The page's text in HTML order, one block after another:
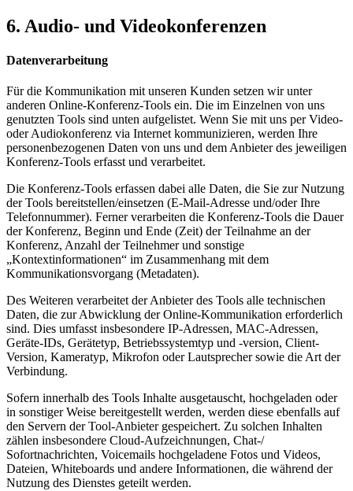
6. Audio- und Videokonferenzen
Datenverarbeitung
Für die Kommunikation mit unseren Kunden setzen wir unter
anderen Online-Konferenz-Tools ein. Die im Einzelnen von uns
genutzten Tools sind unten aufgelistet. Wenn Sie mit uns per Video-
oder Audiokonferenz via Internet kommunizieren, werden Ihre
personenbezogenen Daten von uns und dem Anbieter des jeweiligen
Konferenz-Tools erfasst und verarbeitet.
Die Konferenz-Tools erfassen dabei alle Daten, die Sie zur Nutzung
der Tools bereitstellen/einsetzen (E-Mail-Adresse und/oder Ihre
Telefonnummer). Ferner verarbeiten die Konferenz-Tools die Dauer
der Konferenz, Beginn und Ende (Zeit) der Teilnahme an der
Konferenz, Anzahl der Teilnehmer und sonstige
„Kontextinformationen“ im Zusammenhang mit dem
Kommunikationsvorgang (Metadaten).
Des Weiteren verarbeitet der Anbieter des Tools alle technischen
Daten, die zur Abwicklung der Online-Kommunikation erforderlich
sind. Dies umfasst insbesondere IP-Adressen, MAC-Adressen,
Geräte-IDs, Gerätetyp, Betriebssystemtyp und -version, Client-
Version, Kameratyp, Mikrofon oder Lautsprecher sowie die Art der
Verbindung.
Sofern innerhalb des Tools Inhalte ausgetauscht, hochgeladen oder
in sonstiger Weise bereitgestellt werden, werden diese ebenfalls auf
den Servern der Tool-Anbieter gespeichert. Zu solchen Inhalten
zählen insbesondere Cloud-Aufzeichnungen, Chat-/
Sofortnachrichten, Voicemails hochgeladene Fotos und Videos,
Dateien, Whiteboards und andere Informationen, die während der
Nutzung des Dienstes geteilt werden.